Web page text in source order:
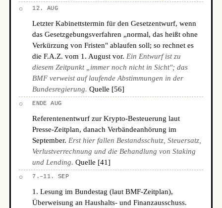
○ 12. AUG
Letzter Kabinettstermin für den Gesetzentwurf, wenn
das Gesetzgebungsverfahren „normal, das heißt ohne
Verkürzung von Fristen" ablaufen soll; so rechnet es
die F.A.Z. vom 1. August vor. Ein Entwurf ist zu
diesem Zeitpunkt „immer noch nicht in Sicht"; das
BMF verweist auf laufende Abstimmungen in der
Bundesregierung. Quelle [56]
○ ENDE AUG
Referentenentwurf zur Krypto-Besteuerung laut
Presse-Zeitplan, danach Verbändeanhörung im
September. Erst hier fallen Bestandsschutz, Steuersatz,
Verlustverrechnung und die Behandlung von Staking
und Lending. Quelle [41]
○ 7.–11. SEP
1. Lesung im Bundestag (laut BMF-Zeitplan),
Überweisung an Haushalts- und Finanzausschuss.